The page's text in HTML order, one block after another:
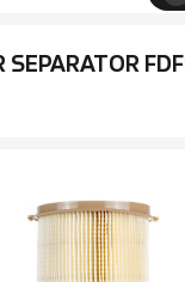
SEPARATOR